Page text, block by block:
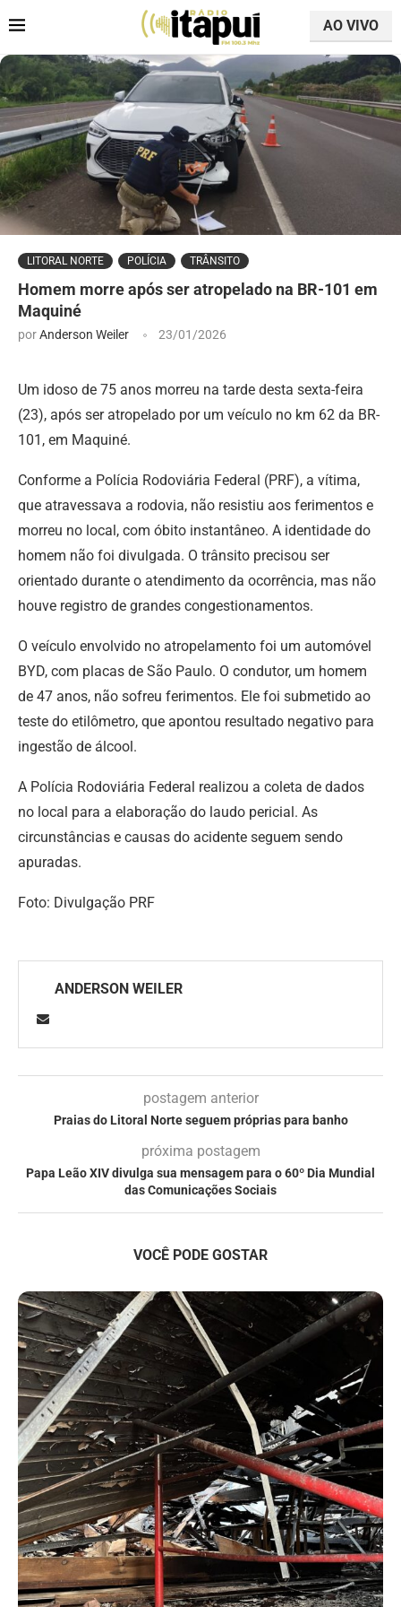
AO VIVO
LITORAL NORTE POLÍCIA TRÂNSITO
Homem morre após ser atropelado na BR-101 em
Maquiné
porAnderson Weiler 23/01/2026
Um idoso de 75 anos morreu na tarde desta sexta-feira
(23), após ser atropelado por um veículo no km 62 da BR-
101, em Maquiné.
Conforme a Polícia Rodoviária Federal (PRF), a vítima,
que atravessava a rodovia, não resistiu aos ferimentos e
morreu no local, com óbito instantâneo. A identidade do
homem não foi divulgada. O trânsito precisou ser
orientado durante o atendimento da ocorrência, mas não
houve registro de grandes congestionamentos.
O veículo envolvido no atropelamento foi um automóvel
BYD, com placas de São Paulo. O condutor, um homem
de 47 anos, não sofreu ferimentos. Ele foi submetido ao
teste do etilômetro, que apontou resultado negativo para
ingestão de álcool.
A Polícia Rodoviária Federal realizou a coleta de dados
no local para a elaboração do laudo pericial. As
circunstâncias e causas do acidente seguem sendo
apuradas.
Foto: Divulgação PRF
ANDERSON WEILER
postagem anterior
Praias do Litoral Norte seguem próprias para banho
próxima postagem
Papa Leão XIV divulga sua mensagem para o 60º Dia Mundial
das Comunicações Sociais
VOCÊ PODE GOSTAR